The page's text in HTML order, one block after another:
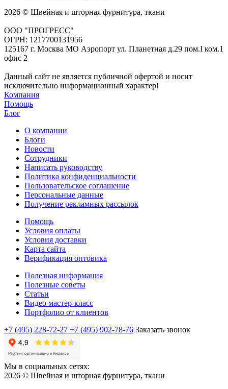
2026 © Швейная и шторная фурнитура, ткани
ООО "ПРОГРЕСС"
ОГРН: 1217700131956
125167 г. Москва МО Аэропорт ул. Планетная д.29 пом.I ком.1
офис 2
Данный сайт не является публичной офертой и носит
исключительно информационный характер!
Компания
Помощь
Блог
О компании
Блоги
Новости
Сотрудники
Написать руководству
Политика конфиденциальности
Пользовательское соглашение
Персональные данные
Получение рекламных рассылок
Помощь
Условия оплаты
Условия доставки
Карта сайта
Верификация оптовика
Полезная информация
Полезные советы
Статьи
Видео мастер-класс
Портфолио от клиентов
+7 (495) 228-72-27 +7 (495) 902-78-76 Заказать звонок
Мы в социальных сетях:
2026 © Швейная и шторная фурнитура, ткани